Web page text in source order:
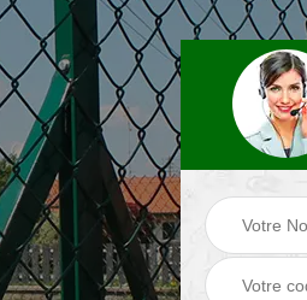
Entreprise de
jardinage 22